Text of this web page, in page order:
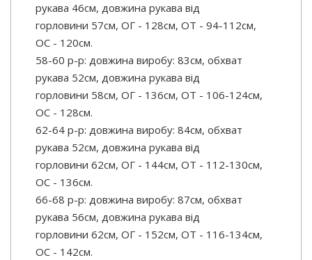
рукава 46см, довжина рукава від
горловини 57см, ОГ - 128см, ОТ - 94-112см,
OC - 120см.
58-60 р-р: довжина виробу: 83см, обхват
рукава 52см, довжина рукава від
горловини 58см, ОГ - 136см, ОТ - 106-124см,
OC - 128см.
62-64 р-р: довжина виробу: 84см, обхват
рукава 52см, довжина рукава від
горловини 62см, ОГ - 144см, ОТ - 112-130см,
OC - 136см.
66-68 р-р: довжина виробу: 87см, обхват
рукава 56см, довжина рукава від
горловини 62см, ОГ - 152см, ОТ - 116-134см,
OC - 142см.